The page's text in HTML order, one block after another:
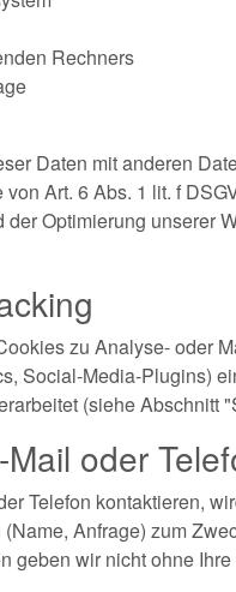
Rechners
Daten mit anderen
Art. 6 Abs. 1 lit. f
Optimierung unserer
zu Analyse- oder
Social-Media-Plugins)
(siehe Abschnitt
oder
Telefon kontaktieren,
Anfrage) zum
geben wir nicht ohne